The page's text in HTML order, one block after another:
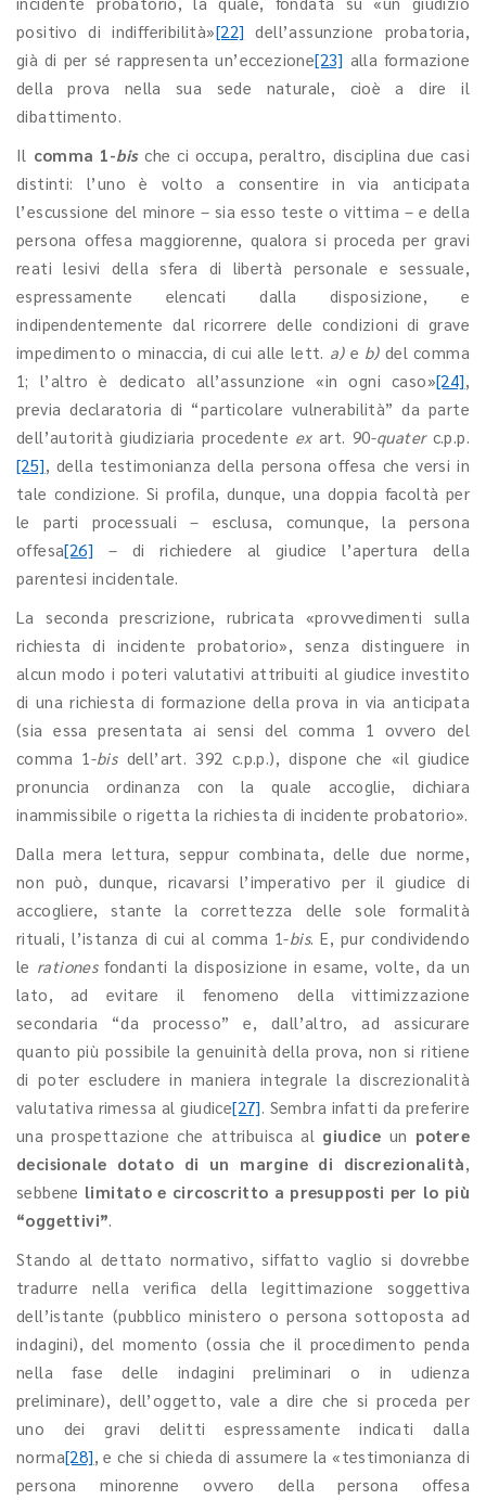
positivo di indifferibilità»[22] dell’assunzione probatoria,
già di per sé rappresenta un’eccezione[23] alla formazione
della prova nella sua sede naturale, cioè a dire il
dibattimento.
Il comma 1-bische ci occupa, peraltro, disciplina due casi
distinti: l’uno è volto a consentire in via anticipata
l’escussione del minore – sia esso teste o vittima – e della
persona offesa maggiorenne, qualora si proceda per gravi
reati lesivi della sfera di libertà personale e sessuale,
espressamente elencati dalla disposizione, e
indipendentemente dal ricorrere delle condizioni di grave
impedimento o minaccia, di cui alle lett. a)e b) del comma
1; l’altro è dedicato all’assunzione «in ogni caso»[24],
previa declaratoria di “particolare vulnerabilità” da parte
dell’autorità giudiziaria procedente exart. 90-quaterc.p.p.
[25], della testimonianza della persona offesa che versi in
tale condizione. Si profila, dunque, una doppia facoltà per
le parti processuali – esclusa, comunque, la persona
offesa[26] – di richiedere al giudice l’apertura della
parentesi incidentale.
La seconda prescrizione, rubricata «provvedimenti sulla
richiesta di incidente probatorio», senza distinguere in
alcun modo i poteri valutativi attribuiti al giudice investito
di una richiesta di formazione della prova in via anticipata
(sia essa presentata ai sensi del comma 1 ovvero del
comma 1-bisdell’art. 392 c.p.p.), dispone che «il giudice
pronuncia ordinanza con la quale accoglie, dichiara
inammissibile o rigetta la richiesta di incidente probatorio».
Dalla mera lettura, seppur combinata, delle due norme,
non può, dunque, ricavarsi l’imperativo per il giudice di
accogliere, stante la correttezza delle sole formalità
rituali, l’istanza di cui al comma 1-bis. E, pur condividendo
le rationesfondanti la disposizione in esame, volte, da un
lato, ad evitare il fenomeno della vittimizzazione
secondaria “da processo” e, dall’altro, ad assicurare
quanto più possibile la genuinità della prova, non si ritiene
di poter escludere in maniera integrale la discrezionalità
valutativa rimessa al giudice[27]. Sembra infatti da preferire
una prospettazione che attribuisca al giudice un potere
decisionale dotato di un margine di discrezionalità,
sebbene limitato e circoscritto a presupposti per lo più
“oggettivi”.
Stando al dettato normativo, siffatto vaglio si dovrebbe
tradurre nella verifica della legittimazione soggettiva
dell’istante (pubblico ministero o persona sottoposta ad
indagini), del momento (ossia che il procedimento penda
nella fase delle indagini preliminari o in udienza
preliminare), dell’oggetto, vale a dire che si proceda per
uno dei gravi delitti espressamente indicati dalla
norma[28], e che si chieda di assumere la «testimonianza di
persona minorenne ovvero della persona offesa